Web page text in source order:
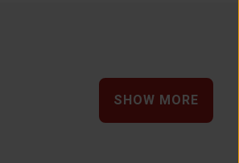
SHOW MORE